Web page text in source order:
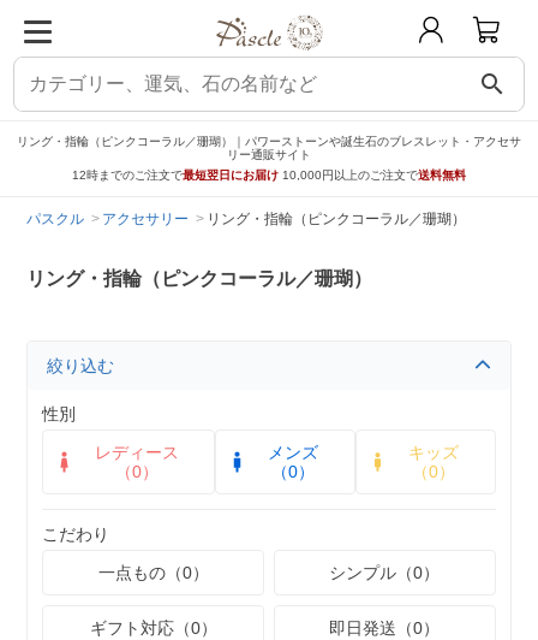
search
リング・指輪（ピンクコーラル／珊瑚）｜パワーストーンや誕生石のブレスレット・アクセサ
リー通販サイト
12時までのご注文で最短翌日にお届け 10,000円以上のご注文で送料無料
パスクル アクセサリー リング・指輪（ピンクコーラル／珊瑚）
リング・指輪（ピンクコーラル／珊瑚）
絞り込む
性別
レディース
（0）
メンズ
（0）
キッズ
（0）
こだわり
一点もの（0）
シンプル（0）
ギフト対応（0） 即日発送（0）